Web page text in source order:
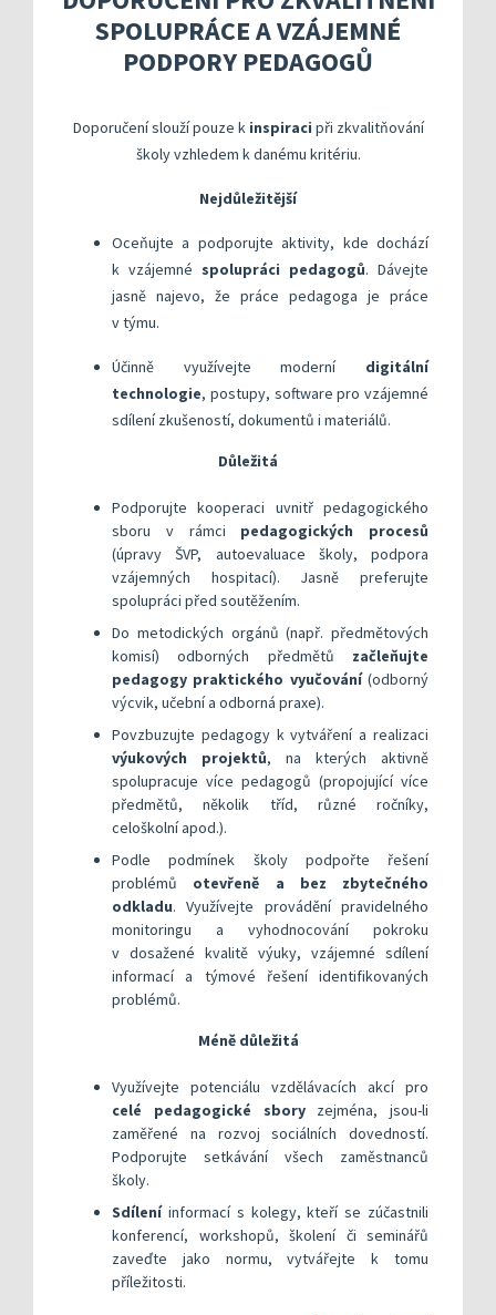
Další náměty pro realizaci vlastního hodnocení
Přehled nástrojů podle kritérií
Vybrané nástroje pro realizaci externího
Rok v ředitelně
Specifická
Informační
SPOLUPRÁCE A VZÁJEMNÉ
PODPORY PEDAGOGŮ
Doporučení slouží pouze k inspiraci při zkvalitňování
školy vzhledem k danému kritériu.
Nejdůležitější
Oceňujte a podporujte aktivity, kde dochází
k vzájemné spolupráci pedagogů. Dávejte
jasně najevo, že práce pedagoga je práce
v týmu.
Účinně využívejte moderní digitální
technologie, postupy, software pro vzájemné
sdílení zkušeností, dokumentů i materiálů.
Důležitá
​Podporujte kooperaci uvnitř pedagogického
sboru v rámci pedagogických procesů
(úpravy ŠVP, autoevaluace školy, podpora
vzájemných hospitací). Jasně preferujte
spolupráci před soutěžením.
Do metodických orgánů (např. předmětových
komisí) odborných předmětů začleňujte
pedagogy praktického vyučování(odborný
výcvik, učební a odborná praxe).
​Povzbuzujte pedagogy k vytváření a realizaci
výukových projektů, na kterých aktivně
spolupracuje více pedagogů (propojující více
předmětů, několik tříd, různé ročníky,
celoškolní apod.).
​Podle podmínek školy podpořte řešení
problémů otevřeně a bez zbytečného
odkladu. Využívejte provádění pravidelného
monitoringu a vyhodnocování pokroku
v dosažené kvalitě výuky, vzájemné sdílení
informací a týmové řešení identifikovaných
problémů.
Méně důležitá
Využívejte potenciálu vzdělávacích akcí pro
celé
pedagogické sboryzejména, jsou-li
zaměřené na rozvoj sociálních dovedností.
Podporujte setkávání všech zaměstnanců
školy.
Sdílení informací s kolegy, kteří se zúčastnili
konferencí, workshopů, školení či seminářů
zaveďte jako normu, vytvářejte k tomu
příležitosti.